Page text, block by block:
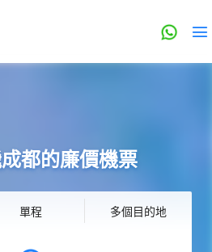
都的廉價機票
單程 多個目的地